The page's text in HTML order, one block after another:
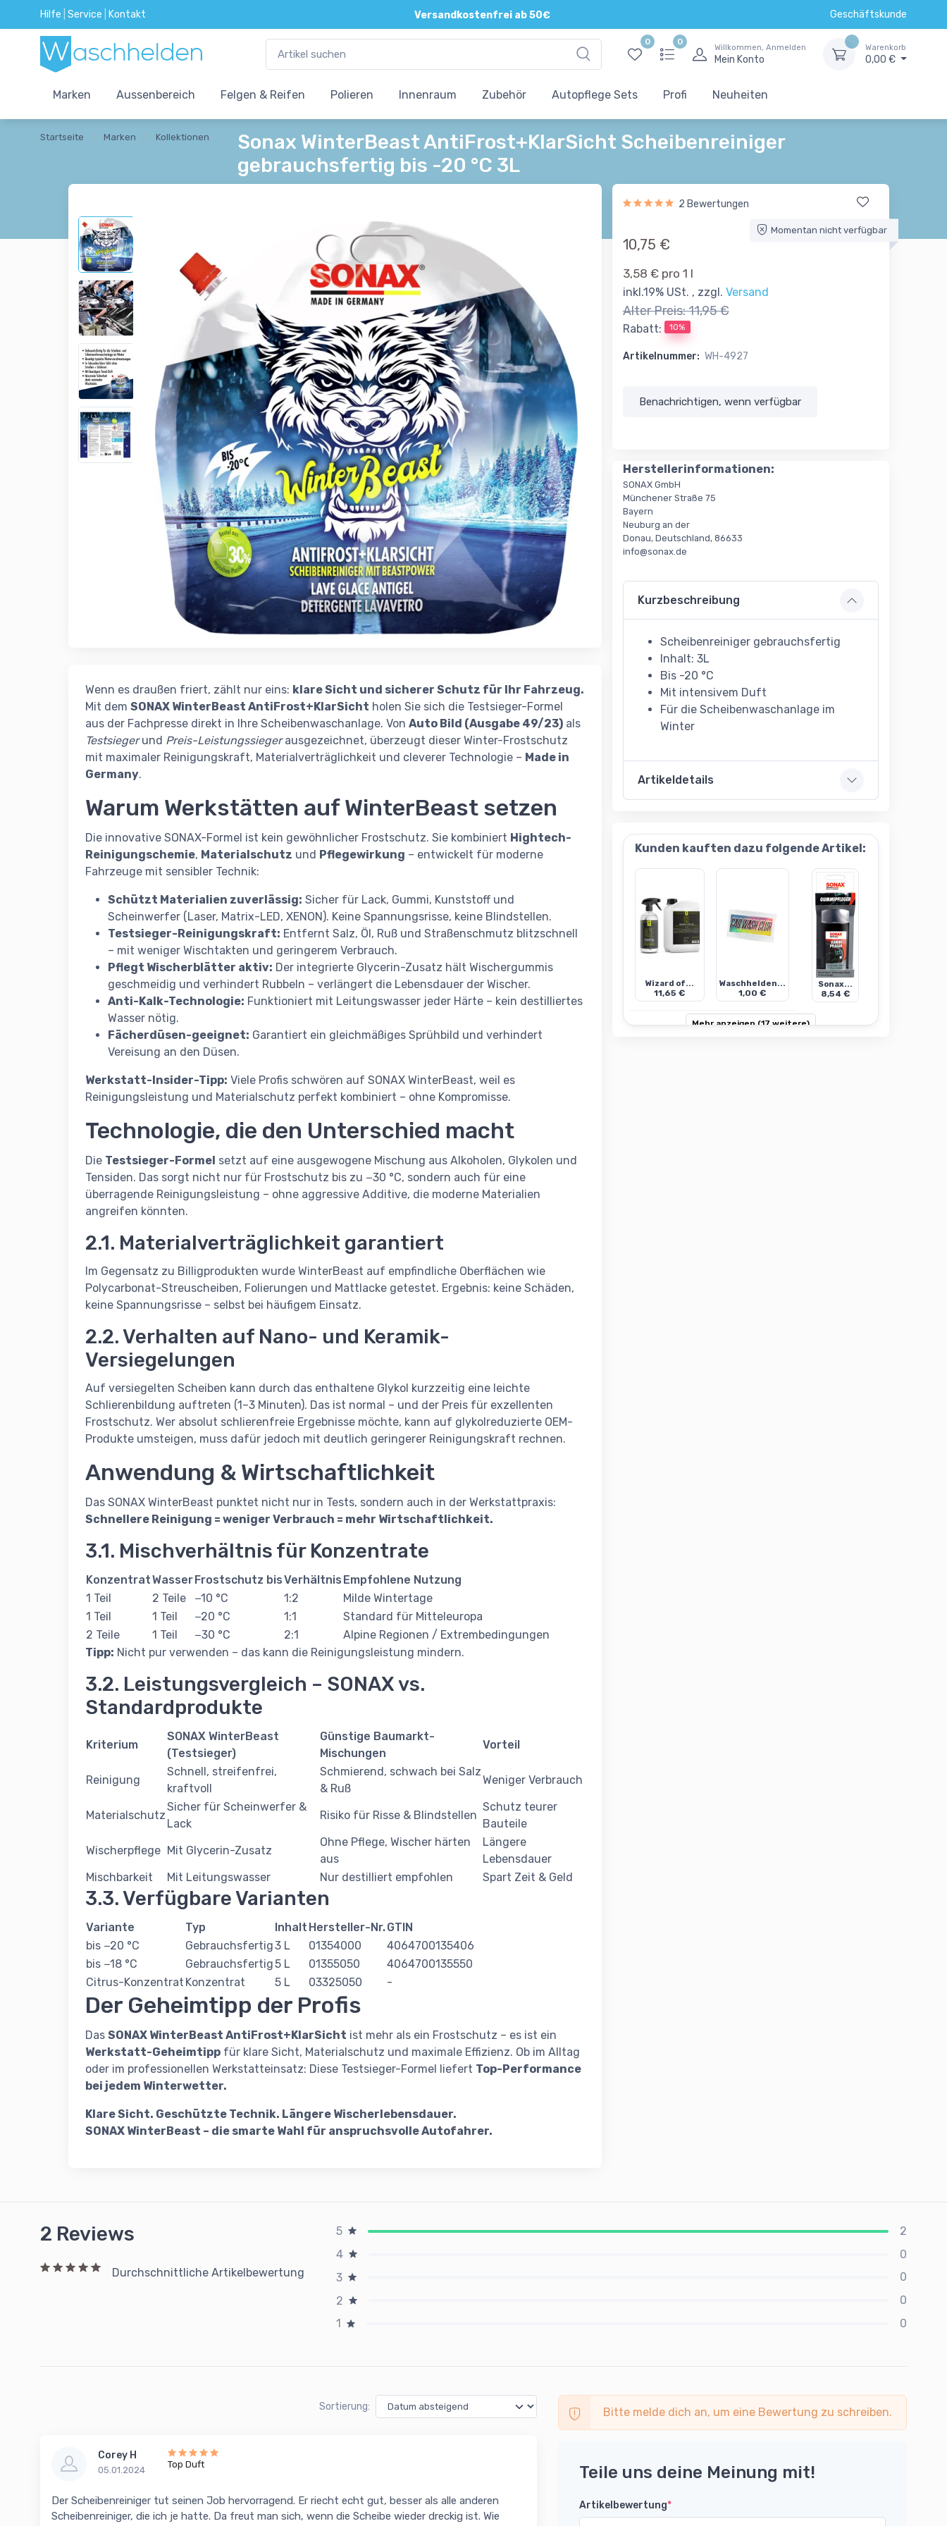
Hilfe Service Kontakt Versandkostenfrei ab 50€
Direkte und persönliche Beratung Geschäftskunde
0 0
Willkommen, Anmelden
Mein Konto
Warenkorb
0,00 €
Marken Aussenbereich Felgen & Reifen Polieren Innenraum Zubehör Autopflege Sets Profi Neuheiten
Startseite Marken Kollektionen
Sonax WinterBeast AntiFrost+KlarSicht Scheibenreiniger
gebrauchsfertig bis -20 °C 3L
Wenn es draußen friert, zählt nur eins: klare Sicht und sicherer Schutz für Ihr Fahrzeug.
Mit dem SONAX WinterBeast AntiFrost+KlarSicht holen Sie sich die Testsieger-Formel
aus der Fachpresse direkt in Ihre Scheibenwaschanlage. Von Auto Bild (Ausgabe 49/23) als
Testsiegerund Preis-Leistungssiegerausgezeichnet, überzeugt dieser Winter-Frostschutz
mit maximaler Reinigungskraft, Materialverträglichkeit und cleverer Technologie – Made in
Germany.
Warum Werkstätten auf WinterBeast setzen
Die innovative SONAX-Formel ist kein gewöhnlicher Frostschutz. Sie kombiniert Hightech-
Reinigungschemie, Materialschutz und Pflegewirkung – entwickelt für moderne
Fahrzeuge mit sensibler Technik:
Schützt Materialien zuverlässig: Sicher für Lack, Gummi, Kunststoff und
Scheinwerfer (Laser, Matrix-LED, XENON). Keine Spannungsrisse, keine Blindstellen.
Testsieger-Reinigungskraft: Entfernt Salz, Öl, Ruß und Straßenschmutz blitzschnell
– mit weniger Wischtakten und geringerem Verbrauch.
Pflegt Wischerblätter aktiv: Der integrierte Glycerin-Zusatz hält Wischergummis
geschmeidig und verhindert Rubbeln – verlängert die Lebensdauer der Wischer.
Anti-Kalk-Technologie: Funktioniert mit Leitungswasser jeder Härte – kein destilliertes
Wasser nötig.
Fächerdüsen-geeignet: Garantiert ein gleichmäßiges Sprühbild und verhindert
Vereisung an den Düsen.
Werkstatt-Insider-Tipp: Viele Profis schwören auf SONAX WinterBeast, weil es
Reinigungsleistung und Materialschutz perfekt kombiniert – ohne Kompromisse.
Technologie, die den Unterschied macht
Die Testsieger-Formel setzt auf eine ausgewogene Mischung aus Alkoholen, Glykolen und
Tensiden. Das sorgt nicht nur für Frostschutz bis zu −30 °C, sondern auch für eine
überragende Reinigungsleistung – ohne aggressive Additive, die moderne Materialien
angreifen könnten.
2.1. Materialverträglichkeit garantiert
Im Gegensatz zu Billigprodukten wurde WinterBeast auf empfindliche Oberflächen wie
Polycarbonat-Streuscheiben, Folierungen und Mattlacke getestet. Ergebnis: keine Schäden,
keine Spannungsrisse – selbst bei häufigem Einsatz.
2.2. Verhalten auf Nano- und Keramik-
Versiegelungen
Auf versiegelten Scheiben kann durch das enthaltene Glykol kurzzeitig eine leichte
Schlierenbildung auftreten (1–3 Minuten). Das ist normal – und der Preis für exzellenten
Frostschutz. Wer absolut schlierenfreie Ergebnisse möchte, kann auf glykolreduzierte OEM-
Produkte umsteigen, muss dafür jedoch mit deutlich geringerer Reinigungskraft rechnen.
Anwendung & Wirtschaftlichkeit
Das SONAX WinterBeast punktet nicht nur in Tests, sondern auch in der Werkstattpraxis:
Schnellere Reinigung = weniger Verbrauch = mehr Wirtschaftlichkeit.
3.1. Mischverhältnis für Konzentrate
KonzentratWasser Frostschutz bisVerhältnis Empfohlene Nutzung
1 Teil
2 Teile −10 °C 1:2
Milde Wintertage
1 Teil
1 Teil −20 °C 1:1
Standard für Mitteleuropa
2 Teile
1 Teil −30 °C 2:1
Alpine Regionen / Extrembedingungen
Tipp: Nicht pur verwenden – das kann die Reinigungsleistung mindern.
3.2. Leistungsvergleich – SONAX vs.
Standardprodukte
Kriterium
SONAX WinterBeast
(Testsieger)
Günstige Baumarkt-
Mischungen
Vorteil
Reinigung
Schnell, streifenfrei,
kraftvoll
Schmierend, schwach bei Salz
& Ruß
Weniger Verbrauch
Materialschutz
Sicher für Scheinwerfer &
Lack
Risiko für Risse & Blindstellen
Schutz teurer
Bauteile
Wischerpflege Mit Glycerin-Zusatz
Ohne Pflege, Wischer härten
aus
Längere
Lebensdauer
Mischbarkeit
Mit Leitungswasser Nur destilliert empfohlen Spart Zeit & Geld
3.3. Verfügbare Varianten
Variante Typ Inhalt Hersteller-Nr.GTIN
bis −20 °C
Gebrauchsfertig3 L 01354000
4064700135406
bis −18 °C
Gebrauchsfertig5 L 01355050
4064700135550
Citrus-Konzentrat Konzentrat 5 L 03325050 -
Der Geheimtipp der Profis
Das SONAX WinterBeast AntiFrost+KlarSicht ist mehr als ein Frostschutz – es ist ein
Werkstatt-Geheimtipp für klare Sicht, Materialschutz und maximale Effizienz. Ob im Alltag
oder im professionellen Werkstatteinsatz: Diese Testsieger-Formel liefert Top-Performance
bei jedem Winterwetter.
Klare Sicht. Geschützte Technik. Längere Wischerlebensdauer.
SONAX WinterBeast – die smarte Wahl für anspruchsvolle Autofahrer.
2 Bewertungen
Momentan nicht verfügbar
10,75 €
3,58 € pro 1 l
inkl.19% USt. , zzgl. Versand
Alter Preis:11,95 €
Rabatt: 10%
Artikelnummer: WH-4927
Benachrichtigen, wenn verfügbar
Herstellerinformationen:
SONAX GmbH
Münchener Straße 75
Bayern
Neuburg an der
Donau, Deutschland, 86633
info@sonax.de
Kurzbeschreibung
Scheibenreiniger gebrauchsfertig
Inhalt: 3L
Bis -20 °C
Mit intensivem Duft
Für die Scheibenwaschanlage im
Winter
Artikeldetails
Kunden kauften dazu folgende Artikel:
Wizard of...
11,65 €
Waschhelden...
1,00 €
Sonax...
8,54 €
Mehr anzeigen (17 weitere)
2 Reviews
Durchschnittliche Artikelbewertung
5
2
4
0
3
0
2
0
1
0
Sortierung:
Corey H
05.01.2024
Top Duft
Der Scheibenreiniger tut seinen Job hervorragend. Er riecht echt gut, besser als alle anderen
Scheibenreiniger, die ich je hatte. Da freut man sich, wenn die Scheibe wieder dreckig ist. Wie
Bitte melde dich an, um eine Bewertung zu schreiben.
Teile uns deine Meinung mit!
Artikelbewertung*